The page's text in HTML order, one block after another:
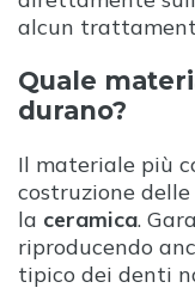
alcun
Quale
durano?
Il materiale più
costruzione delle
la ceramica.
riproducendo
tipico dei denti